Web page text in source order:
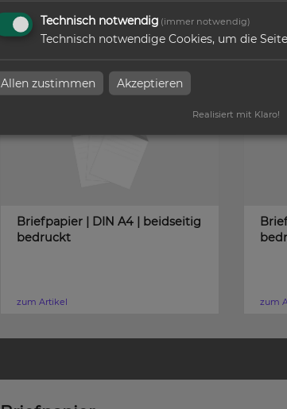
Produkte in Briefpapier
Briefpapier | DIN A4 | beidseitig
bedruckt
zum Artikel zum
Technisch notwendig (immer notwendig)
Technisch notwendige Cookies, um die
Allen zustimmen Akzeptieren
Realisiert mit Klaro!